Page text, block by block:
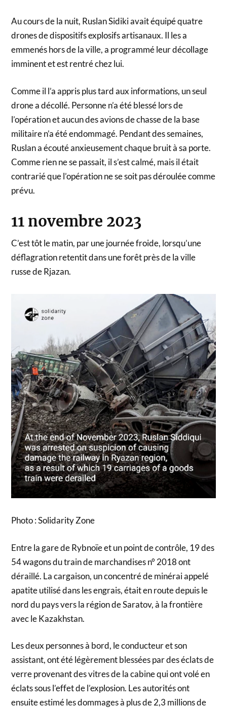
Au cours de la nuit, Ruslan Sidiki avait équipé quatre
drones de dispositifs explosifs artisanaux. Il les a
emmenés hors de la ville, a programmé leur décollage
imminent et est rentré chez lui.
Comme il l’a appris plus tard aux informations, un seul
drone a décollé. Personne n’a été blessé lors de
l’opération et aucun des avions de chasse de la base
militaire n’a été endommagé. Pendant des semaines,
Ruslan a écouté anxieusement chaque bruit à sa porte.
Comme rien ne se passait, il s’est calmé, mais il était
contrarié que l’opération ne se soit pas déroulée comme
prévu.
11 novembre 2023
C’est tôt le matin, par une journée froide, lorsqu’une
déflagration retentit dans une forêt près de la ville
russe de Rjazan.
Photo : Solidarity Zone
Entre la gare de Rybnoïe et un point de contrôle, 19 des
54 wagons du train de marchandises n° 2018 ont
déraillé. La cargaison, un concentré de minérai appelé
apatite utilisé dans les engrais, était en route depuis le
nord du pays vers la région de Saratov, à la frontière
avec le Kazakhstan.
Les deux personnes à bord, le conducteur et son
assistant, ont été légèrement blessées par des éclats de
verre provenant des vitres de la cabine qui ont volé en
éclats sous l’effet de l’explosion. Les autorités ont
ensuite estimé les dommages à plus de 2,3 millions de